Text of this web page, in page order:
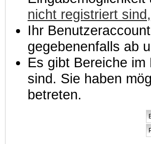
nicht registriert
Ihr
gegebenenfalls ab
Es gibt Bereiche
sind. Sie haben
betreten.